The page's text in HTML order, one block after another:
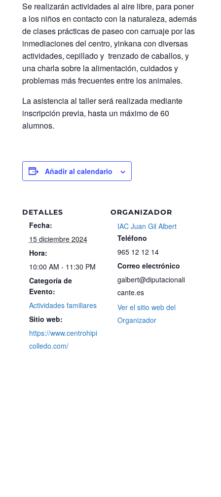
Se realizarán actividades al aire libre, para poner
a los niños en contacto con la naturaleza, además
de clases prácticas de paseo con carruaje por las
inmediaciones del centro, yinkana con diversas
actividades, cepillado y trenzado de caballos, y
una charla sobre la alimentación, cuidados y
problemas más frecuentes entre los animales.
La asistencia al taller será realizada mediante
inscripción previa, hasta un máximo de 60
alumnos.
Añadir al calendario
DETALLES
Fecha:
15 diciembre 2024
Hora:
10:00 AM - 11:30 PM
Categoría de
Evento:
Actividades familiares
Sitio web:
https://www.centrohipi
colledo.com/
ORGANIZADOR
IAC Juan Gil Albert
Teléfono
965 12 12 14
Correo electrónico
galbert@diputacionali
cante.es
Ver el sitio web del
Organizador